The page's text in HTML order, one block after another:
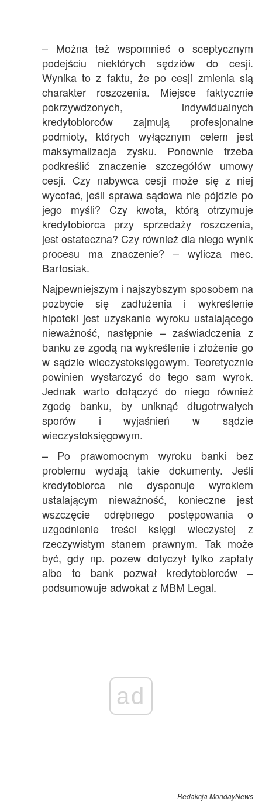
– Można też wspomnieć o sceptycznym
podejściu niektórych sędziów do cesji.
Wynika to z faktu, że po cesji zmienia sią
charakter roszczenia. Miejsce faktycznie
pokrzywdzonych, indywidualnych
kredytobiorców zajmują profesjonalne
podmioty, których wyłącznym celem jest
maksymalizacja zysku. Ponownie trzeba
podkreślić znaczenie szczegółów umowy
cesji. Czy nabywca cesji może się z niej
wycofać, jeśli sprawa sądowa nie pójdzie po
jego myśli? Czy kwota, którą otrzymuje
kredytobiorca przy sprzedaży roszczenia,
jest ostateczna? Czy również dla niego wynik
procesu ma znaczenie? – wylicza mec.
Bartosiak.
Najpewniejszym i najszybszym sposobem na
pozbycie się zadłużenia i wykreślenie
hipoteki jest uzyskanie wyroku ustalającego
nieważność, następnie – zaświadczenia z
banku ze zgodą na wykreślenie i złożenie go
w sądzie wieczystoksięgowym. Teoretycznie
powinien wystarczyć do tego sam wyrok.
Jednak warto dołączyć do niego również
zgodę banku, by uniknąć długotrwałych
sporów i wyjaśnień w sądzie
wieczystoksięgowym.
– Po prawomocnym wyroku banki bez
problemu wydają takie dokumenty. Jeśli
kredytobiorca nie dysponuje wyrokiem
ustalającym nieważność, konieczne jest
wszczęcie odrębnego postępowania o
uzgodnienie treści księgi wieczystej z
rzeczywistym stanem prawnym. Tak może
być, gdy np. pozew dotyczył tylko zapłaty
albo to bank pozwał kredytobiorców –
podsumowuje adwokat z MBM Legal.
ad
Redakcja MondayNews